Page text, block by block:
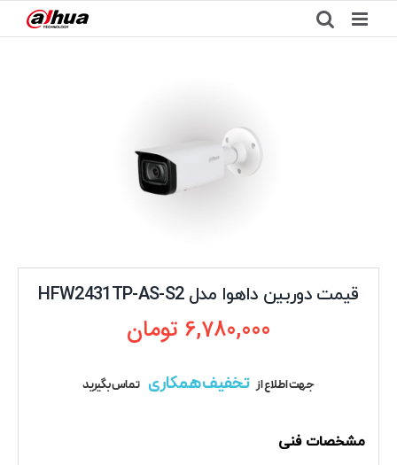
to
قیمت دوربین داهوا مدل HFW2431TP-AS-S2
6,780,000 تومان
جهت اطلاع از تخفیف همکاری تماس بگیرید
مشخصات فنی